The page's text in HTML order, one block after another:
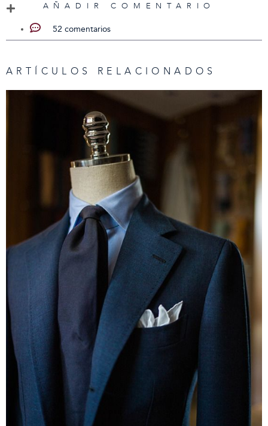
AÑADIR COMENTARIO
52 comentarios
ARTÍCULOS RELACIONADOS